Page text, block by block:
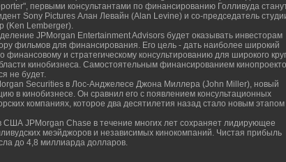
первыми консультантами по финансированию Голливуда
Sony Pictures Алан Левайн (Alan Levine) и со-председатель
(Ken Lemberger).
JPMorgan Entertainment Advisors будет оказывать инвесторам
фильмов для финансирования. Его цель - дать наиболее широкий
финансовому и стратегическому консультированию для широкого
кинобизнеса. Самостоятельным финансированием
не будет.
Securities в Лос-Анджелесе Джона Миллера (John Miller), новый
в кинобизнесе. Он сравнил его с появлением консультационных
компаниях, которое два десятилетия назад стало новым этапом
США JPMorgan Chase в течение многих лет сохраняет лидирующее
меэйджоров и независимых кинокомпаний. Чистая прибыль
до 4,8 миллиарда долларов.